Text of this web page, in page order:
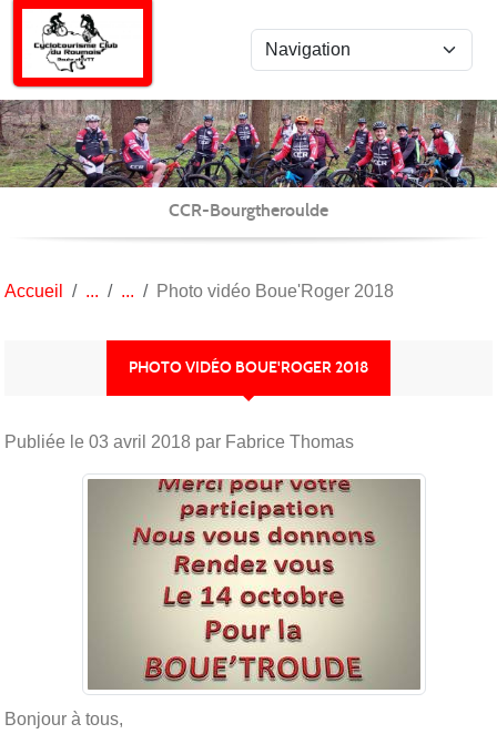
CCR-Bourgtheroulde
Accueil Photo vidéo Boue'Roger 2018
PHOTO VIDÉO BOUE'ROGER 2018
Publiée le 03 avril 2018 par Fabrice Thomas
Bonjour à tous,
Panneau de gestion des cookies